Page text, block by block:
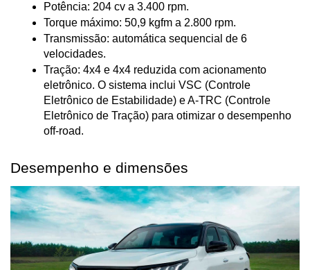
Potência: 204 cv a 3.400 rpm.
Torque máximo: 50,9 kgfm a 2.800 rpm.
Transmissão: automática sequencial de 6
velocidades.
Tração: 4x4 e 4x4 reduzida com acionamento
eletrônico. O sistema inclui VSC (Controle
Eletrônico de Estabilidade) e A-TRC (Controle
Eletrônico de Tração) para otimizar o desempenho
off-road.
Desempenho e dimensões